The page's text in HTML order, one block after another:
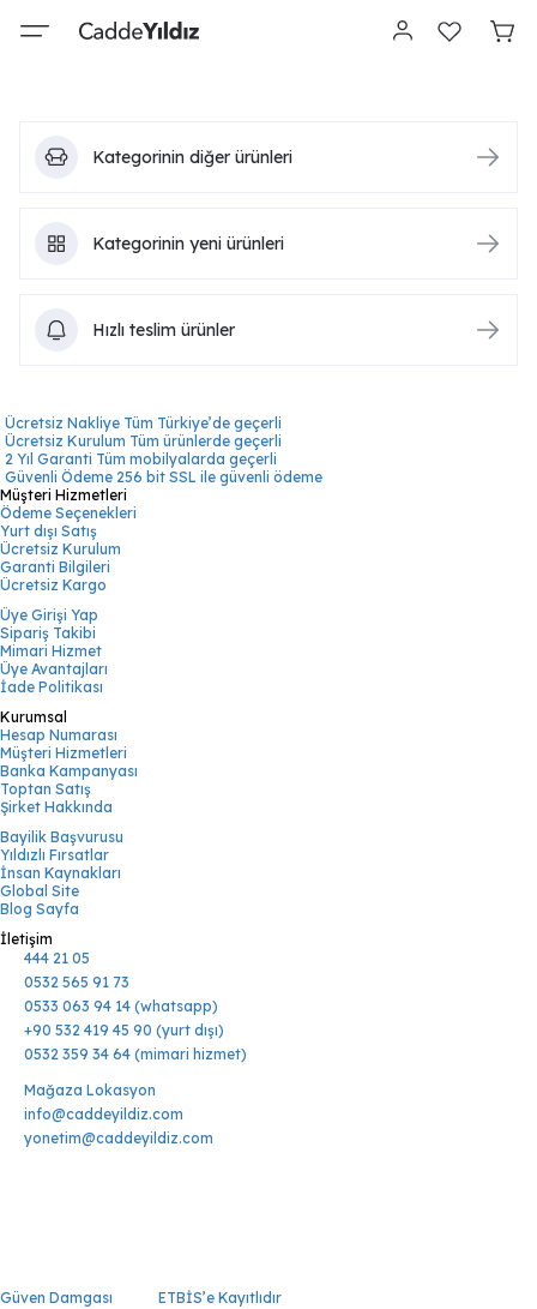
Kategorinin diğer ürünleri
Kategorinin yeni ürünleri
Hızlı teslim ürünler
Ücretsiz Nakliye Tüm Türkiye’de geçerli
Ücretsiz Kurulum Tüm ürünlerde geçerli
2 Yıl Garanti Tüm mobilyalarda geçerli
Güvenli Ödeme 256 bit SSL ile güvenli ödeme
Müşteri Hizmetleri
Ödeme Seçenekleri
Yurt dışı Satış
Ücretsiz Kurulum
Garanti Bilgileri
Ücretsiz Kargo
Üye Girişi Yap
Sipariş Takibi
Mimari Hizmet
Üye Avantajları
İade Politikası
Kurumsal
Hesap Numarası
Müşteri Hizmetleri
Banka Kampanyası
Toptan Satış
Şirket Hakkında
Bayilik Başvurusu
Yıldızlı Fırsatlar
İnsan Kaynakları
Global Site
Blog Sayfa
İletişim
444 21 05
0532 565 91 73
0533 063 94 14 (whatsapp)
+90 532 419 45 90 (yurt dışı)
0532 359 34 64 (mimari hizmet)
Mağaza Lokasyon
info@caddeyildiz.com
yonetim@caddeyildiz.com
Güven Damgası ETBİS’e Kayıtlıdır